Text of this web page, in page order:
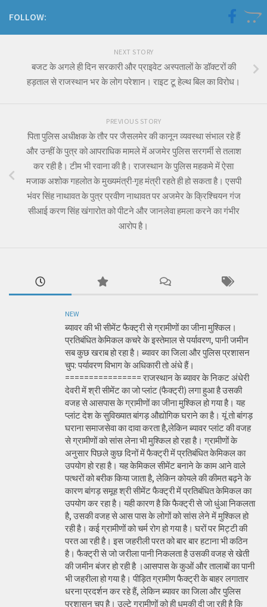
FOLLOW:
NEXT STORY
बजट के अगले ही दिन सरकारी और प्राइवेट अस्पतालों के डॉक्टरों की
हड़ताल से राजस्थान भर के लोग परेशान। राइट टू हेल्थ बिल का विरोध।
PREVIOUS STORY
पिता पुलिस अधीक्षक के तौर पर जैसलमेर की कानून व्यवस्था संभाल रहे हैं
और उन्हीं के पुत्र को आपराधिक मामले में अजमेर पुलिस सरगर्मी से तलाश
कर रही है। टीम भी रवाना की है। राजस्थान के पुलिस महकमे में ऐसा
मजाक अशोक गहलोत के मुख्यमंत्री-गृह मंत्री रहते ही हो सकता है। एसपी
भंवर सिंह नाथावत के पुत्र प्रवीण नाथावत पर अजमेर के क्रिश्चियन गंज
सीआई करण सिंह खंगारोत को पीटने और जानलेवा हमला करने का गंभीर
आरोप है।
NEW
ब्यावर की भी सीमेंट फैक्ट्री से ग्रामीणों का जीना मुश्किल।
प्रतिबंधित केमिकल कचरे के इस्तेमाल से पर्यावरण, पानी जमीन
सब कुछ खराब हो रहा है। ब्यावर का जिला और पुलिस प्रशासन
चुप: पर्यावरण विभाग के अधिकारी तो अंधे हैं।
================ राजस्थान के ब्यावर के निकट अंधेरी
देवरी में श्री सीमेंट का जो प्लांट (फैक्ट्री) लगा हुआ है उसकी
वजह से आसपास के ग्रामीणों का जीना मुश्किल हो गया है। यह
प्लांट देश के सुविख्यात बांगड़ औद्योगिक घराने का है। यूं तो बांगड़
घराना समाजसेवा का दावा करता है,लेकिन ब्यावर प्लांट की वजह
से ग्रामीणों को सांस लेना भी मुश्किल हो रहा है। ग्रामीणों के
अनुसार पिछले कुछ दिनों में फैक्ट्री में प्रतिबंधित केमिकल का
उपयोग हो रहा है। यह केमिकल सीमेंट बनाने के काम आने वाले
पत्थरों को बरीक किया जाता है, लेकिन कोयले की कीमत बढ़ने के
कारण बांगड़ समूह श्री सीमेंट फैक्ट्री में प्रतिबंधित केमिकल का
उपयोग कर रहा है। यही कारण है कि फैक्ट्री से जो धुंआ निकलता
है, उसकी वजह से आस पास के लोगों को सांस लेने में मुश्किल हो
रही है। कई ग्रामीणों को चर्म रोग हो गया है। घरों पर मिट्टी की
परत आ रही है। इस जहरीली परत को बार बार हटाना भी कठिन
है। फैक्ट्री से जो जरीला पानी निकलता है उसकी वजह से खेती
की जमीन बंजर हो रही है ।आसपास के कुओं और तालाबों का पानी
भी जहरीला हो गया है। पीड़ित ग्रामीण फैक्ट्री के बाहर लगातार
धरना प्रदर्शन कर रहे हैं, लेकिन ब्यावर का जिला और पुलिस
प्रशासन चुप है। उल्टे ग्रामीणों को ही धमकी दी जा रही है कि